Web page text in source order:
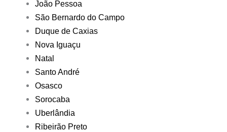
João Pessoa
São Bernardo do Campo
Duque de Caxias
Nova Iguaçu
Natal
Santo André
Osasco
Sorocaba
Uberlândia
Ribeirão Preto